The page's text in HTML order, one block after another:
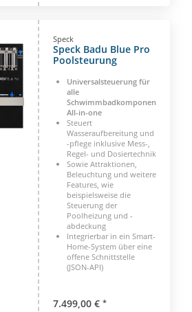
Speck
Speck Badu Blue Pro
Poolsteurung
Universalsteuerung für
alle
Schwimmbadkomponenten,
All-in-one
Steuert
Wasseraufbereitung und
-pflege inklusive Mess-,
Regel- und Dosiertechnik
Sowie Attraktionen,
Beleuchtung und weitere
Features, wie
beispielsweise die
Steuerung der
Poolheizung und -
abdeckung
Integrierbar in ein Smart-
Home-System über eine
offene Schnittstelle
(JSON-API)
7.499,00 € *